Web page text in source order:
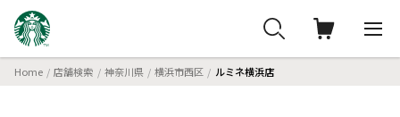
Home 店舗検索 神奈川県 横浜市西区 ルミネ横浜店